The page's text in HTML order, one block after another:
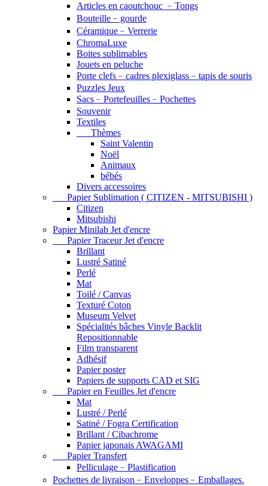
Articles en caoutchouc ﹣Tongs
Bouteille﹣gourde
Céramique﹣Verrerie
ChromaLuxe
Boites sublimables
Jouets en peluche
Porte clefs﹣cadres plexiglass﹣tapis de souris
Puzzles Jeux
Sacs﹣Portefeuilles﹣Pochettes
Souvenir
Textiles
Thèmes
Saint Valentin
Noël
Animaux
bébés
Divers accessoires
Papier Sublimation ( CITIZEN - MITSUBISHI )
Citizen
Mitsubishi
Papier Minilab Jet d'encre
Papier Traceur Jet d'encre
Brillant
Lustré Satiné
Perlé
Mat
Toilé / Canvas
Texturé Coton
Museum Velvet
Spécialités bâches Vinyle Backlit
Repositionnable
Film transparent
Adhésif
Papier poster
Papiers de supports CAD et SIG
Papier en Feuilles Jet d'encre
Mat
Lustré / Perlé
Satiné / Fogra Certification
Brillant / Cibachrome
Papier japonais AWAGAMI
Papier Transfert
Pelliculage﹣Plastification
Pochettes de livraison﹣Enveloppes﹣Emballages.